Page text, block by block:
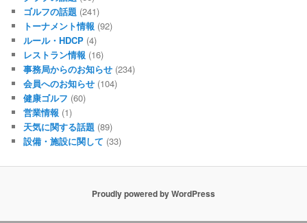
ゴルフの話題 (241)
トーナメント情報 (92)
ルール・HDCP (4)
レストラン情報 (16)
事務局からのお知らせ (234)
会員へのお知らせ (104)
健康ゴルフ (60)
営業情報 (1)
天気に関する話題 (89)
設備・施設に関して (33)
Proudly powered by WordPress